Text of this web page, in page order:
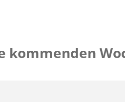
kommenden